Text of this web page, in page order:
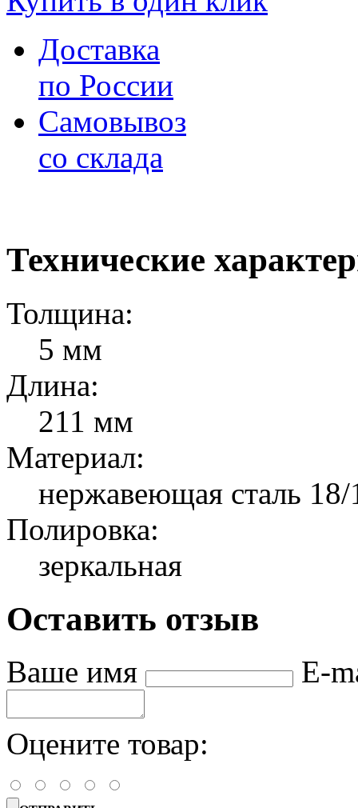
Доставка
по России
Самовывоз
со склада
Технические
Толщина:
5 мм
Длина:
211 мм
Материал:
нержавеющая сталь 18/
Полировка:
зеркальная
Оставить отзыв
Ваше имя E-
Оцените товар: